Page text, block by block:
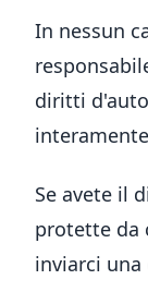
In nessun
diritti
Se avete il
protette da
inviarci una